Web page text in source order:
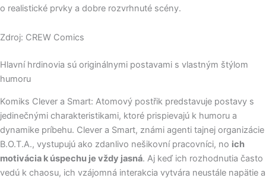
o realistické prvky a dobre rozvrhnuté scény.
Zdroj: CREW Comics
Hlavní hrdinovia sú originálnymi postavami s vlastným štýlom
humoru
Komiks Clever a Smart: Atomový postřik predstavuje postavy s
jedinečnými charakteristikami, ktoré prispievajú k humoru a
dynamike príbehu. Clever a Smart, známi agenti tajnej organizácie
B.O.T.A., vystupujú ako zdanlivo nešikovní pracovníci, no ich
motivácia k úspechu je vždy jasná. Aj keď ich rozhodnutia často
vedú k chaosu, ich vzájomná interakcia vytvára neustále napätie a